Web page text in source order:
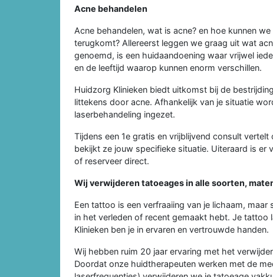
Acne behandelen
Acne behandelen, wat is acne? en hoe kunnen
terugkomt? Allereerst leggen we graag uit wat
genoemd, is een huidaandoening waar vrijwel
en de leeftijd waarop kunnen enorm verschillen.
Huidzorg Klinieken biedt uitkomst bij de
littekens door acne. Afhankelijk van je situatie
laserbehandeling ingezet.
Tijdens een 1e gratis en vrijblijvend consult
bekijkt ze jouw specifieke situatie. Uiteraard is er
of reserveer direct.
Wij verwijderen tatoeages in alle soorten,
Een tattoo is een verfraaiing van je lichaam,
in het verleden of recent gemaakt hebt. Je tattoo
Klinieken ben je in ervaren en vertrouwde handen.
Wij hebben ruim 20 jaar ervaring met het
Doordat onze huidtherapeuten werken met de